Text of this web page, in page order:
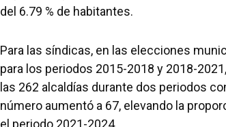
del 6.79 % de habitantes.
Para las síndicas, en las elecciones
para los periodos 2015-2018 y 2018-
las 262 alcaldías durante dos periodos
número aumentó a 67, elevando la
el periodo 2021-2024.